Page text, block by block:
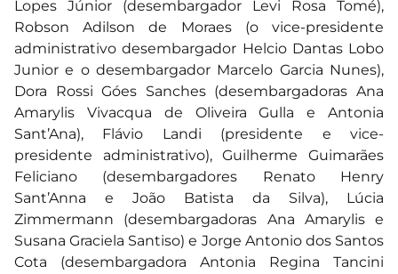
Lopes Júnior (desembargador Levi Rosa Tomé),
Robson Adilson de Moraes (o vice-presidente
administrativo desembargador Helcio Dantas Lobo
Junior e o desembargador Marcelo Garcia Nunes),
Dora Rossi Góes Sanches (desembargadoras Ana
Amarylis Vivacqua de Oliveira Gulla e Antonia
Sant’Ana), Flávio Landi (presidente e vice-
presidente administrativo), Guilherme Guimarães
Feliciano (desembargadores Renato Henry
Sant’Anna e João Batista da Silva), Lúcia
Zimmermann (desembargadoras Ana Amarylis e
Susana Graciela Santiso) e Jorge Antonio dos Santos
Cota (desembargadora Antonia Regina Tancini